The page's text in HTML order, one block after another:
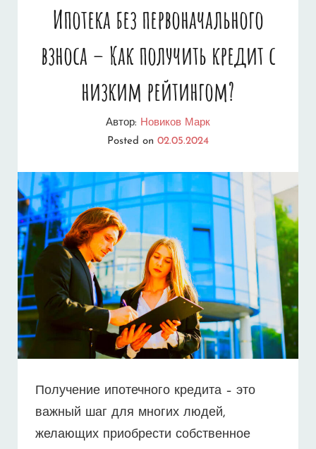
Ипотека без первоначального
взноса – Как получить кредит с
низким рейтингом?
Автор: Новиков Марк
Posted on 02.05.2024
Получение ипотечного кредита – это
важный шаг для многих людей,
желающих приобрести собственное